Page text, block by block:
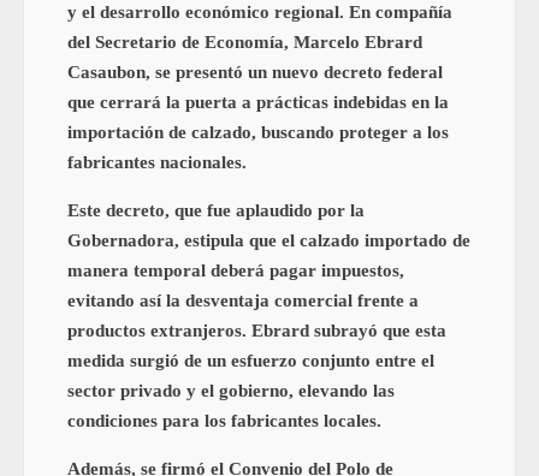
y el desarrollo económico regional. En compañía
del Secretario de Economía, Marcelo Ebrard
Casaubon, se presentó un nuevo decreto federal
que cerrará la puerta a prácticas indebidas en la
importación de calzado, buscando proteger a los
fabricantes nacionales.
Este decreto, que fue aplaudido por la
Gobernadora, estipula que el calzado importado de
manera temporal deberá pagar impuestos,
evitando así la desventaja comercial frente a
productos extranjeros. Ebrard subrayó que esta
medida surgió de un esfuerzo conjunto entre el
sector privado y el gobierno, elevando las
condiciones para los fabricantes locales.
Además, se firmó el Convenio del Polo de